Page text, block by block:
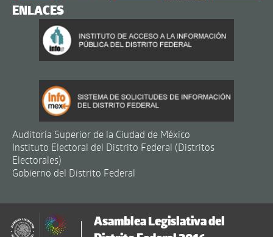
ENLACES
Auditoría Superior de la Ciudad de México
Instituto Electoral del Distrito Federal (Distritos
Electorales)
Gobierno del Distrito Federal
Asamblea Legislativa del